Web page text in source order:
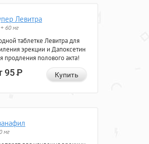
Левитра
60 мг
таблетке Левитра для
эрекции и Дапоксетин
продления полового акта!
95Р Купить
мг